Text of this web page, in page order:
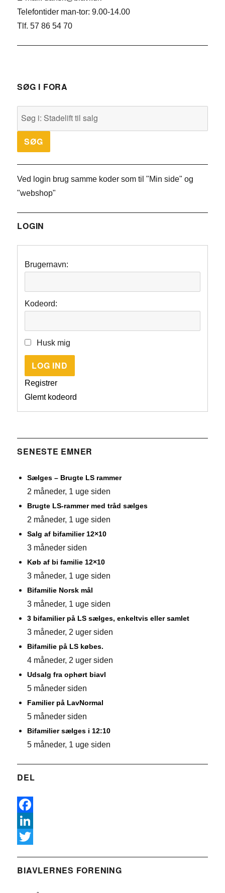
Telefontider man-tor: 9.00-14.00
Tlf. 57 86 54 70
SØG I FORA
Ved login brug samme koder som til "Min side" og
"webshop"
LOGIN
Brugernavn:
Kodeord:
Husk mig
LOG IND
Registrer
Glemt kodeord
SENESTE EMNER
Sælges – Brugte LS rammer
2 måneder, 1 uge siden
Brugte LS-rammer med tråd sælges
2 måneder, 1 uge siden
Salg af bifamilier 12×10
3 måneder siden
Køb af bi familie 12×10
3 måneder, 1 uge siden
Bifamilie Norsk mål
3 måneder, 1 uge siden
3 bifamilier på LS sælges, enkeltvis eller samlet
3 måneder, 2 uger siden
Bifamilie på LS købes.
4 måneder, 2 uger siden
Udsalg fra ophørt biavl
5 måneder siden
Familier på LavNormal
5 måneder siden
Bifamilier sælges i 12:10
5 måneder, 1 uge siden
DEL
F
a
e
L
n
w
BIAVLERNES FORENING